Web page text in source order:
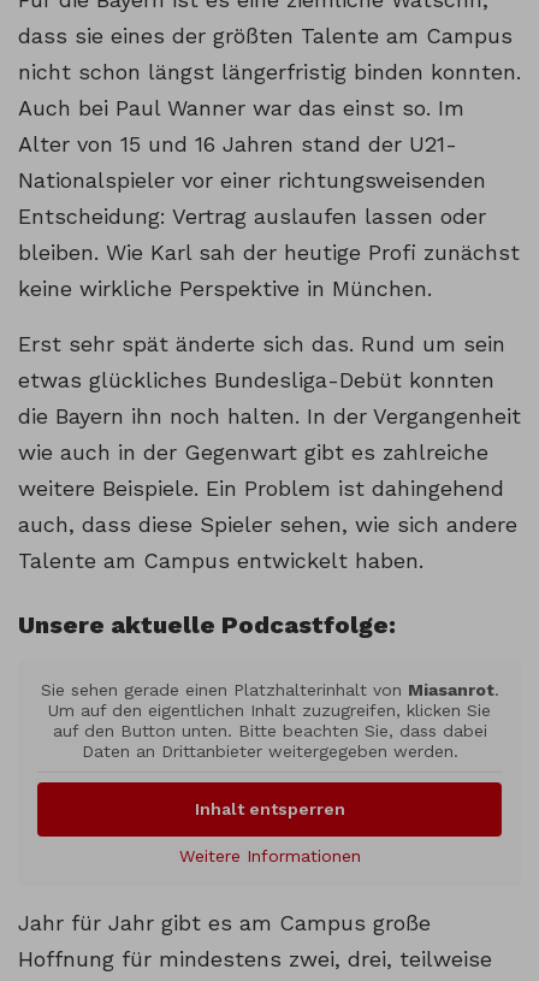
dass sie eines der größten Talente am Campus
nicht schon längst längerfristig binden konnten.
Auch bei Paul Wanner war das einst so. Im
Alter von 15 und 16 Jahren stand der U21-
Nationalspieler vor einer richtungsweisenden
Entscheidung: Vertrag auslaufen lassen oder
bleiben. Wie Karl sah der heutige Profi zunächst
keine wirkliche Perspektive in München.
Erst sehr spät änderte sich das. Rund um sein
etwas glückliches Bundesliga-Debüt konnten
die Bayern ihn noch halten. In der Vergangenheit
wie auch in der Gegenwart gibt es zahlreiche
weitere Beispiele. Ein Problem ist dahingehend
auch, dass diese Spieler sehen, wie sich andere
Talente am Campus entwickelt haben.
Unsere aktuelle Podcastfolge:
Sie sehen gerade einen Platzhalterinhalt von Miasanrot.
Um auf den eigentlichen Inhalt zuzugreifen, klicken Sie
auf den Button unten. Bitte beachten Sie, dass dabei
Daten an Drittanbieter weitergegeben werden.
Inhalt entsperren
Weitere Informationen
Jahr für Jahr gibt es am Campus große
Hoffnung für mindestens zwei, drei, teilweise